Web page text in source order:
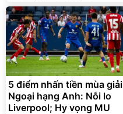
5 điểm nhấn tiền mùa giải
Ngoại hạng Anh: Nỗi lo
Liverpool; Hy vọng MU